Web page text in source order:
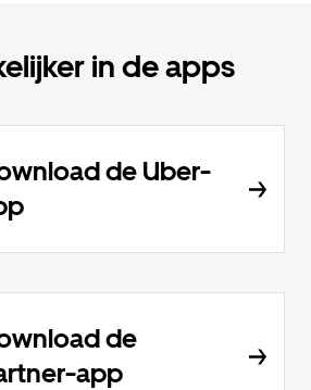
in de apps
de Uber-
de
app